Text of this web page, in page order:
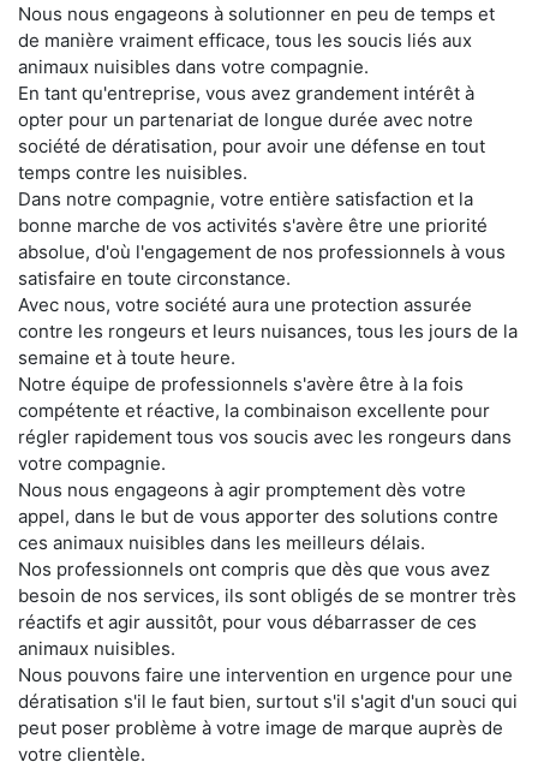
Nous nous engageons à solutionner en peu de temps et
de manière vraiment efficace, tous les soucis liés aux
animaux nuisibles dans votre compagnie.
En tant qu'entreprise, vous avez grandement intérêt à
opter pour un partenariat de longue durée avec notre
société de dératisation, pour avoir une défense en tout
temps contre les nuisibles.
Dans notre compagnie, votre entière satisfaction et la
bonne marche de vos activités s'avère être une priorité
absolue, d'où l'engagement de nos professionnels à vous
satisfaire en toute circonstance.
Avec nous, votre société aura une protection assurée
contre les rongeurs et leurs nuisances, tous les jours de la
semaine et à toute heure.
Notre équipe de professionnels s'avère être à la fois
compétente et réactive, la combinaison excellente pour
régler rapidement tous vos soucis avec les rongeurs dans
votre compagnie.
Nous nous engageons à agir promptement dès votre
appel, dans le but de vous apporter des solutions contre
ces animaux nuisibles dans les meilleurs délais.
Nos professionnels ont compris que dès que vous avez
besoin de nos services, ils sont obligés de se montrer très
réactifs et agir aussitôt, pour vous débarrasser de ces
animaux nuisibles.
Nous pouvons faire une intervention en urgence pour une
dératisation s'il le faut bien, surtout s'il s'agit d'un souci qui
peut poser problème à votre image de marque auprès de
votre clientèle.